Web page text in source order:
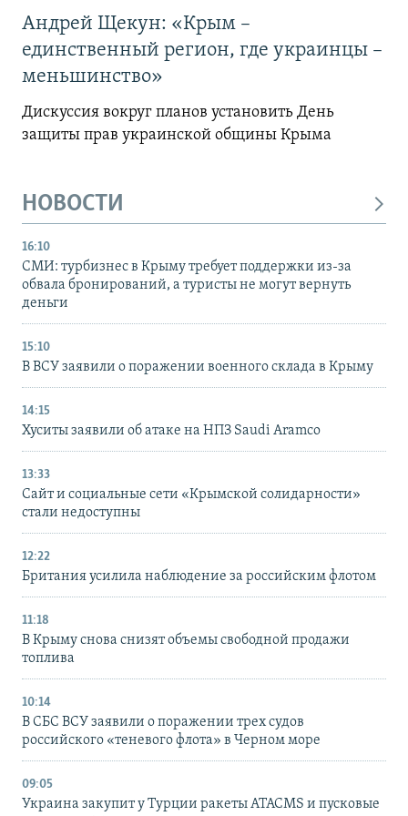
Андрей Щекун: «Крым –
единственный регион, где украинцы –
меньшинство»
Дискуссия вокруг планов установить День
защиты прав украинской общины Крыма
НОВОСТИ
16:10
СМИ: турбизнес в Крыму требует поддержки из-за
обвала бронирований, а туристы не могут вернуть
деньги
15:10
В ВСУ заявили о поражении военного склада в Крыму
14:15
Хуситы заявили об атаке на НПЗ Saudi Aramco
13:33
Сайт и социальные сети «Крымской солидарности»
стали недоступны
12:22
Британия усилила наблюдение за российским флотом
11:18
В Крыму снова снизят объемы свободной продажи
топлива
10:14
В СБС ВСУ заявили о поражении трех судов
российского «теневого флота» в Черном море
09:05
Украина закупит у Турции ракеты ATACMS и пусковые